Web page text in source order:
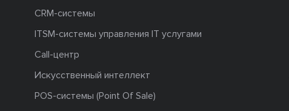
CRM-системы
ITSM-системы управления IT услугами
Call-центр
Искусственный интеллект
POS-системы (Point Of Sale)